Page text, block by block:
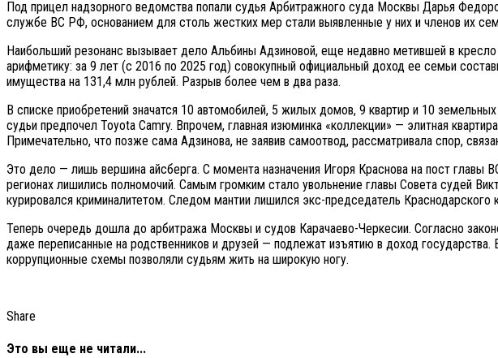
Под прицел надзорного ведомства попали судья Арбитражного суда Москвы Дарья
службе ВС РФ, основанием для столь жестких мер стали выявленные у них и членов их
Наибольший резонанс вызывает дело Альбины Адзиновой, еще недавно метившей в
арифметику: за 9 лет (с 2016 по 2025 год) совокупный официальный доход ее семьи
имущества на 131,4 млн рублей. Разрыв более чем в два раза.
В списке приобретений значатся 10 автомобилей, 5 жилых домов, 9 квартир и 10
судьи предпочел Toyota Camry. Впрочем, главная изюминка «коллекции» — элитная
Примечательно, что позже сама Адзинова, не заявив самоотвод, рассматривала спор,
Это дело — лишь вершина айсберга. С момента назначения Игоря Краснова на пост
регионах лишились полномочий. Самым громким стало увольнение главы Совета судей
курировался криминалитетом. Следом мантии лишился экс-председатель
Теперь очередь дошла до арбитража Москвы и судов Карачаево-Черкесии. Согласно
даже переписанные на родственников и друзей — подлежат изъятию в доход
коррупционные схемы позволяли судьям жить на широкую ногу.
Share
Это вы еще не читали...